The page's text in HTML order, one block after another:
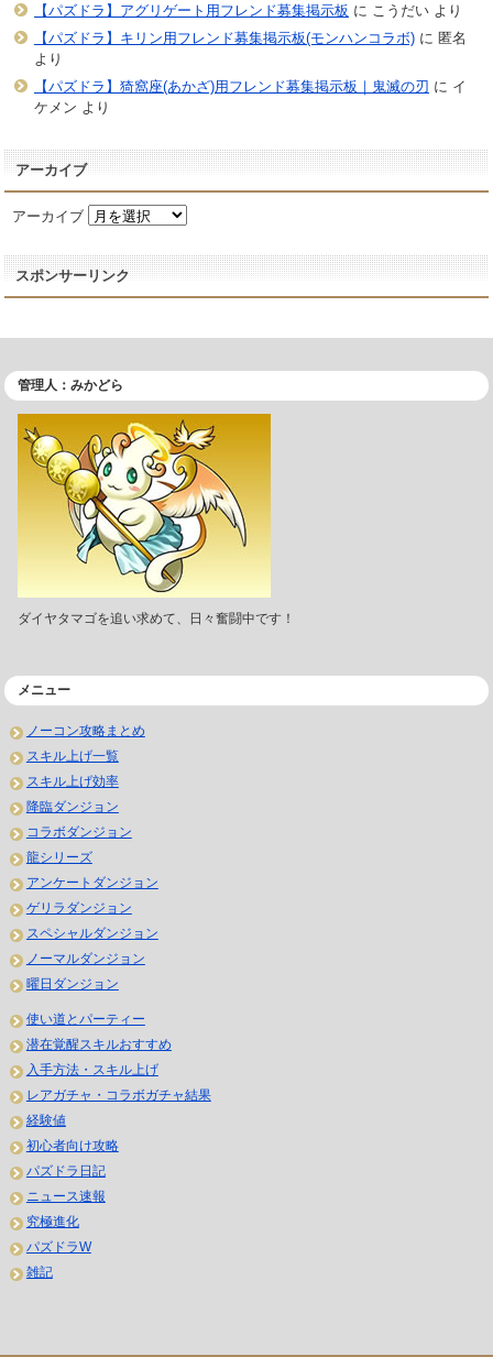
【パズドラ】アグリゲート用フレンド募集掲示板 に こうだいより
【パズドラ】キリン用フレンド募集掲示板(モンハンコラボ)に 匿名
より
【パズドラ】猗窩座(あかざ)用フレンド募集掲示板｜鬼滅の刃 に イ
ケメン より
アーカイブ
アーカイブ
スポンサーリンク
管理人：みかどら
ダイヤタマゴを追い求めて、日々奮闘中です！
メニュー
ノーコン攻略まとめ
スキル上げ一覧
スキル上げ効率
降臨ダンジョン
コラボダンジョン
龍シリーズ
アンケートダンジョン
ゲリラダンジョン
スペシャルダンジョン
ノーマルダンジョン
曜日ダンジョン
使い道とパーティー
潜在覚醒スキルおすすめ
入手方法・スキル上げ
レアガチャ・コラボガチャ結果
経験値
初心者向け攻略
パズドラ日記
ニュース速報
究極進化
パズドラW
雑記